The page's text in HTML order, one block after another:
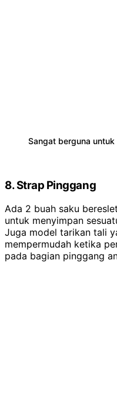
Sangat berguna
8. Strap Pinggang
Ada 2 buah saku
untuk menyimpan
Juga model tarikan tali
mempermudah ketika
pada bagian pinggang